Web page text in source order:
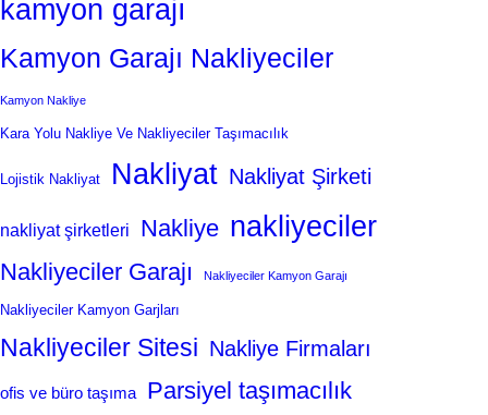
kamyon garajı
Kamyon Garajı Nakliyeciler
Kamyon Nakliye
Kara Yolu Nakliye Ve Nakliyeciler Taşımacılık
Lojistik Nakliyat Nakliyat Nakliyat Şirketi
nakliyat şirketleri Nakliye nakliyeciler
Nakliyeciler Garajı Nakliyeciler Kamyon Garajı
Nakliyeciler Kamyon Garjları
Nakliyeciler Sitesi Nakliye Firmaları
ofis ve büro taşıma Parsiyel taşımacılık